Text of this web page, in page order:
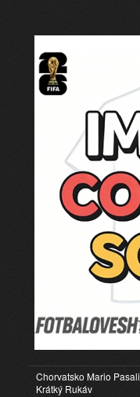
Chorvatsko Mario
Krátký Rukáv